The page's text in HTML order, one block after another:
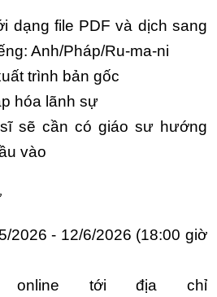
dạng file PDF và dịch sang
Anh/Pháp/Ru-ma-ni
trình bản gốc
hóa lãnh sự
sẽ cần có giáo sư hướng
vào
2026 - 12/6/2026 (18:00 giờ
tới địa chỉ